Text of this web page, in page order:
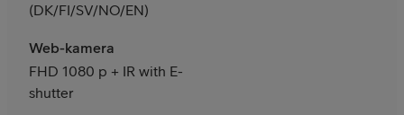
(DK/FI/SV/NO/EN)
Web-kamera
FHD 1080 p + IR with E-
shutter